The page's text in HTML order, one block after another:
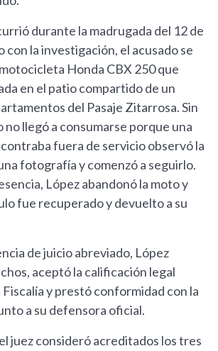
durante la madrugada del 12 de
con la investigación, el acusado se
Honda CBX 250 que
en el patio compartido de un
del Pasaje Zitarrosa. Sin
no llegó a consumarse porque una
fuera de servicio observó la
fotografía y comenzó a seguirlo.
López abandonó la moto y
fue recuperado y devuelto a su
de juicio abreviado, López
aceptó la calificación legal
y prestó conformidad con la
a su defensora oficial.
juez consideró acreditados los tres